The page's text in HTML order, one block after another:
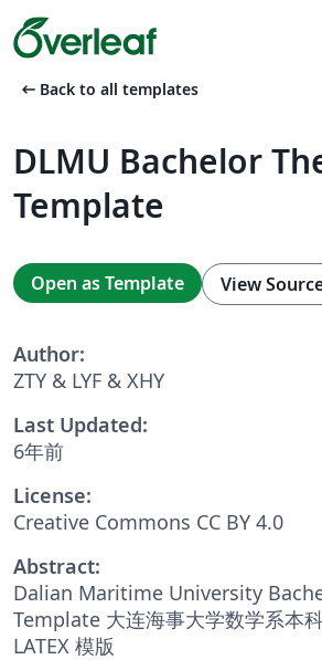
arrow_left_alt Back to all templates
DLMU Bachelor
Template
Open as Template View
Author:
ZTY & LYF & XHY
Last Updated:
6年前
License:
Creative Commons CC BY 4.0
Abstract:
Dalian Maritime University
Template 大连海事大学数学系本
LATEX 模版